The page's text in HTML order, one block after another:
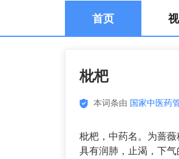
首页
枇杷
本词条由 国家中医药
枇杷，中药名。为蔷
具有润肺，止渴，下